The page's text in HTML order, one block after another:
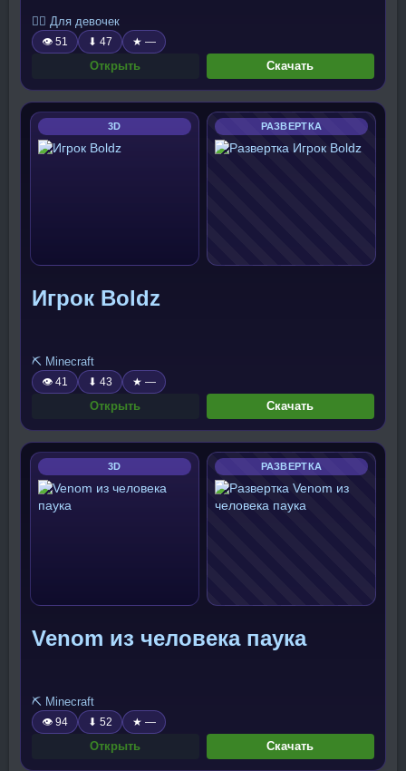
🧍‍♀️ Для девочек
👁 51 ⬇ 47 ★ —
Открыть Скачать
3D РАЗВЕРТКА
Игрок Boldz
⛏️ Minecraft
👁 41 ⬇ 43 ★ —
Открыть Скачать
3D РАЗВЕРТКА
Venom из человека паука
⛏️ Minecraft
👁 94 ⬇ 52 ★ —
Открыть Скачать